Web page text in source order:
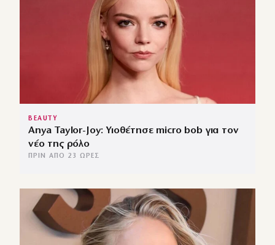
BEAUTY
Anya Taylor-Joy: Υιοθέτησε micro bob για τον
νέο της ρόλο
ΠΡΙΝ ΑΠΌ 23 ΏΡΕΣ